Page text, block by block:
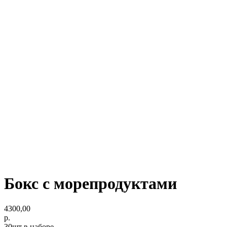
Бокс с морепродуктами
4300,00
р.